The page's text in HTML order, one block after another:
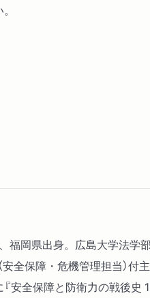
福岡県出身。広島大学法
全保障・危機管理担当）
全保障と防衛力の戦後史